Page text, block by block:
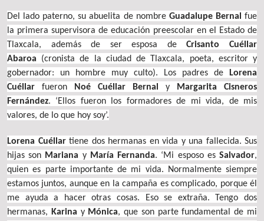
Del lado paterno, su abuelita de nombre Guadalupe Bernal
fue
la primera supervisora de educación preescolar en el Estado de
Tlaxcala, además de ser esposa deCrisanto Cuéllar
Abaroa (cronista de la ciudad de Tlaxcala, poeta, escritor y
gobernador: un hombre muy culto). Los padres de
Lorena
Cuéllar fueron Noé Cuéllar Bernal y
Margarita Cisneros
Fernández. ‘Ellos fueron los formadores de mi vida, de mis
valores, de lo que hoy soy’.
Lorena Cuéllartiene dos hermanas en vida y una fallecida. Sus
hijas son Mariana y María Fernanda. ‘Mi esposo esSalvador,
quien es parte importante de mi vida. Normalmente siempre
estamos juntos, aunque en la campaña es complicado, porque él
me ayuda a hacer otras cosas. Eso se extraña. Tengo dos
hermanas, Karina y Mónica, que son parte fundamental de mi